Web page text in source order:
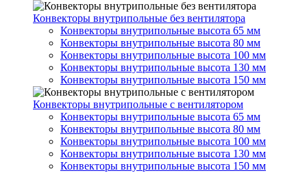
Конвекторы внутрипольные без вентилятора
Конвекторы внутрипольные высота 65 мм
Конвекторы внутрипольные высота 80 мм
Конвекторы внутрипольные высота 100 мм
Конвекторы внутрипольные высота 130 мм
Конвекторы внутрипольные высота 150 мм
Конвекторы внутрипольные с вентилятором
Конвекторы внутрипольные высота 65 мм
Конвекторы внутрипольные высота 80 мм
Конвекторы внутрипольные высота 100 мм
Конвекторы внутрипольные высота 130 мм
Конвекторы внутрипольные высота 150 мм